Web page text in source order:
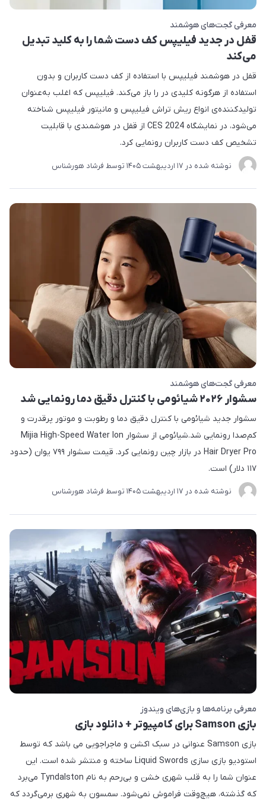
معرفی گجت‌های هوشمند
قفل در جدید فیلیپس کف دست شما را به کلید تبدیل
می‌کند
قفل در هوشمند فیلیپس با استفاده از کف دست کاربران و بدون
استفاده از هرگونه‌ کلیدی در را باز می‌کند. فیلیپس که اغلب به‌عنوان
تولید‌کننده‌ی انواع ریش تراش فیلیپس و مانیتور فیلیپس شناخته
می‌شود، در نمایشگاه CES 2024 از قفل در هوشمندی با قابلیت
تشخیص کف دست کاربران رونمایی کرد.
نوشته شده در 17 ارديبهشت 1405 توسط فرشاد هورشناس
معرفی گجت‌های هوشمند
سشوار ۲۰۲۶ شیائومی با کنترل دقیق دما رونمایی شد
سشوار جدید شیائومی با کنترل دقیق دما و رطوبت و موتور پرقدرت و
کم‌صدا رونمایی شد.شیائومی از سشوار Mijia High-Speed Water Ion
Hair Dryer Pro در بازار چین رونمایی کرد. قیمت سشوار ۷۹۹ یوان (حدود
۱۱۷ دلار) است.
نوشته شده در 17 ارديبهشت 1405 توسط فرشاد هورشناس
معرفی برنامه‌ها و بازی‌های ویندوز
بازی Samson برای کامپیوتر + دانلود بازی
بازی Samson عنوانی در سبک اکشن و ماجراجویی می باشد که توسط
استودیو بازی سازی Liquid Swords ساخته و منتشر شده است. این
عنوان شما را به قلب شهری خشن و بی‌رحم به نام Tyndalston می‌برد
که گذشته، هیچ‌وقت فراموش نمی‌شود. سمسون به شهری برمی‌گردد که